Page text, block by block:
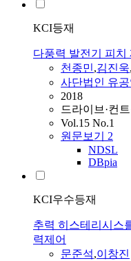
KCI등재
다풍력 발전기 피치
천종민,김진욱,
사단법인 유
2018
드라이브·컨
Vol.15 No.1
원문보기 2
NDSL
DBpia
KCI우수등재
추력 히스테리시스
력제어
문준석,이창진